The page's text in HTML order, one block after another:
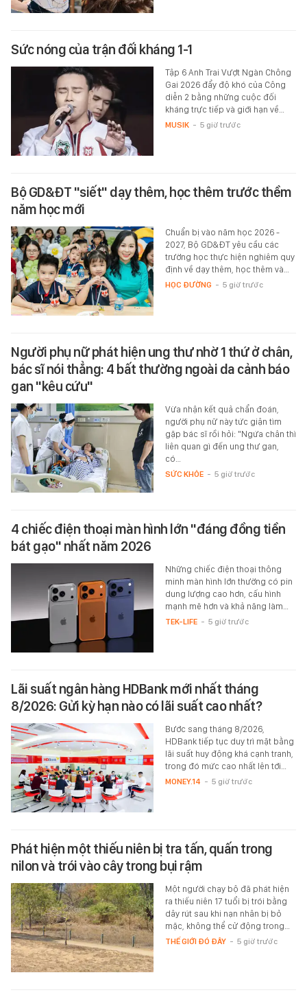
Sức nóng của trận đối kháng 1-1
Tập 6 Anh Trai Vượt Ngàn Chông
Gai 2026 đẩy độ khó của Công
diễn 2 bằng những cuộc đối
kháng trực tiếp và giới hạn về…
MUSIK - 5 giờ trước
Bộ GD&ĐT "siết" dạy thêm, học thêm trước thềm
năm học mới
Chuẩn bị vào năm học 2026 -
2027, Bộ GD&ĐT yêu cầu các
trường học thực hiện nghiêm quy
định về dạy thêm, học thêm và…
HỌC ĐƯỜNG - 5 giờ trước
Người phụ nữ phát hiện ung thư nhờ 1 thứ ở chân,
bác sĩ nói thẳng: 4 bất thường ngoài da cảnh báo
gan "kêu cứu"
Vừa nhận kết quả chẩn đoán,
người phụ nữ này tức giận tìm
gặp bác sĩ rồi hỏi: "Ngứa chân thì
liên quan gì đến ung thư gan,
có…
SỨC KHỎE - 5 giờ trước
4 chiếc điện thoại màn hình lớn "đáng đồng tiền
bát gạo" nhất năm 2026
Những chiếc điện thoại thông
minh màn hình lớn thường có pin
dung lượng cao hơn, cấu hình
mạnh mẽ hơn và khả năng làm…
TEK-LIFE - 5 giờ trước
Lãi suất ngân hàng HDBank mới nhất tháng
8/2026: Gửi kỳ hạn nào có lãi suất cao nhất?
Bước sang tháng 8/2026,
HDBank tiếp tục duy trì mặt bằng
lãi suất huy động khá cạnh tranh,
trong đó mức cao nhất lên tới…
MONEY.14 - 5 giờ trước
Phát hiện một thiếu niên bị tra tấn, quấn trong
nilon và trói vào cây trong bụi rậm
Một người chạy bộ đã phát hiện
ra thiếu niên 17 tuổi bị trói bằng
dây rút sau khi nạn nhân bị bỏ
mặc, không thể cử động trong…
THẾ GIỚI ĐÓ ĐÂY - 5 giờ trước